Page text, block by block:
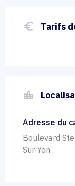
euro_symbol Tarifs
location_city
Adresse du
Boulevard
Sur-Yon